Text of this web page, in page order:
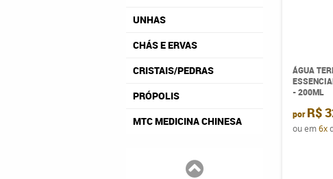
UNHAS
CHÁS E ERVAS
CRISTAIS/PEDRAS
PRÓPOLIS
MTC MEDICINA CHINESA
ÁGUA
- 200ML
por R$
ou em6x